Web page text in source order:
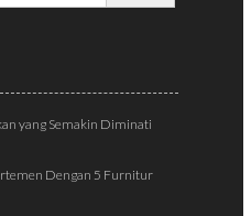
yang Semakin Diminati
Dengan 5 Furnitur